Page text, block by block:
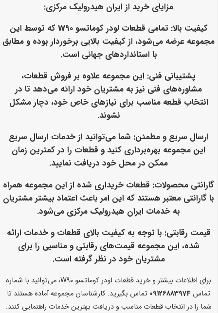
مزایای خرید از ایران هیدرولیک مرکزی:
کیفیت بالا
: تمامی قطعات لودر کوماتسو W90 که توسط این
مجموعه عرضه می‌شود، از کیفیت بالایی برخوردار بوده و مطابق
با استانداردهای جهانی است.
پشتیبانی فنی: این مجموعه علاوه بر فروش قطعات،
مشاوره‌های فنی نیز به مشتریان خود ارائه می‌دهد تا در
انتخاب قطعه مناسب برای نیازهای خاص خود، دچار مشکل
نشوند.
ارسال سریع و مطمئن: شما می‌توانید از خدمات ارسال سریع
این مجموعه بهره‌برداری کنید و قطعات را در کمترین زمان
ممکن در محل خود دریافت نمایید.
گارانتی محصولات: قطعات خریداری شده از این مجموعه همراه
با گارانتی معتبر هستند که این امر باعث اعتماد بیشتر مشتریان
به خدمات ایران هیدرولیک مرکزی می‌شود.
قیمت رقابتی: با توجه به کیفیت بالای قطعات و خدمات ارائه
شده، این مجموعه قیمت‌های رقابتی و مناسبی را برای
مشتریان خود در نظر گرفته است.
برای اطلاعات بیشتر و خرید قطعات لودر کوماتسو W90، می‌توانید با شماره
تماس 09126883974 تماس بگیرید. کارشناسان مجموعه آماده هستند تا
شما را در انتخاب قطعات مناسب و دریافت بهترین خدمات راهنمایی کنند.